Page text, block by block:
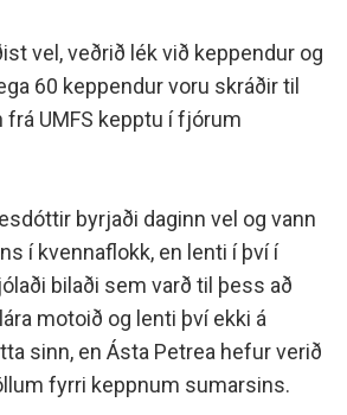
vel, veðrið lék við keppendur og
60 keppendur voru skráðir til
frá UMFS kepptu í fjórum
byrjaði daginn vel og vann
í kvennaflokk, en lenti í því í
bilaði sem varð til þess að
motoið og lenti því ekki á
sinn, en Ásta Petrea hefur verið
fyrri keppnum sumarsins.